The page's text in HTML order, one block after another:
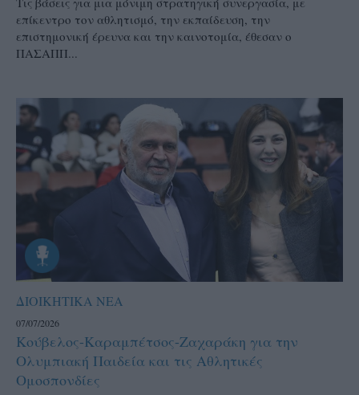
επίκεντρο τον αθλητισμό, την εκπαίδευση, την
επιστημονική έρευνα και την καινοτομία, έθεσαν ο
ΠΑΣΑΠΠ...
ΔΙΟΙΚΗΤΙΚΑ ΝΕΑ
07/07/2026
Κούβελος-Καραμπέτσος-Ζαχαράκη για την
Ολυμπιακή Παιδεία και τις Αθλητικές
Ομοσπονδίες